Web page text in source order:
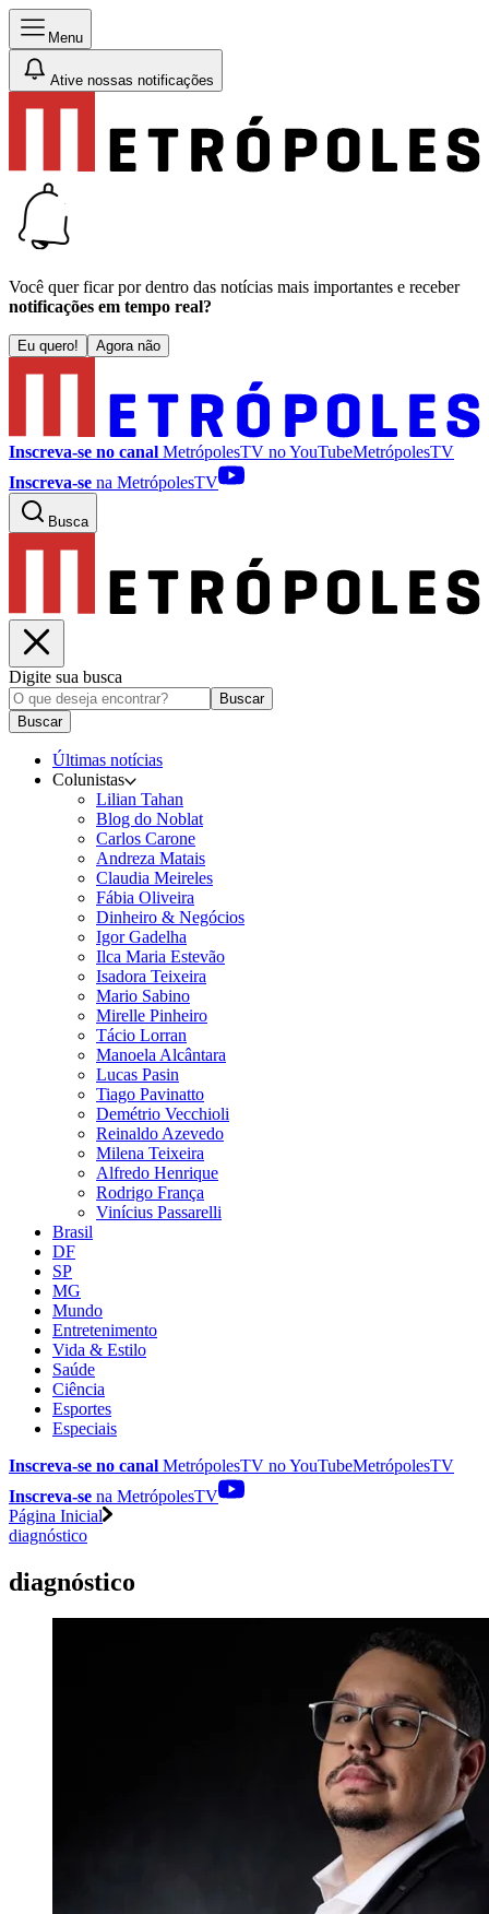
Menu
Ative nossas notificações
Você quer ficar por dentro das notícias mais importantes e receber
notificações em tempo real?
Eu quero! Agora não
Inscreva-se no canal MetrópolesTV noYouTubeMetrópolesTV
Inscreva-se na MetrópolesTV
Busca
Digite sua busca
Buscar
Buscar
Últimas notícias
Colunistas
Lilian Tahan
Blog do Noblat
Carlos Carone
Andreza Matais
Claudia Meireles
Fábia Oliveira
Dinheiro & Negócios
Igor Gadelha
Ilca Maria Estevão
Isadora Teixeira
Mario Sabino
Mirelle Pinheiro
Tácio Lorran
Manoela Alcântara
Lucas Pasin
Tiago Pavinatto
Demétrio Vecchioli
Reinaldo Azevedo
Milena Teixeira
Alfredo Henrique
Rodrigo França
Vinícius Passarelli
Brasil
DF
SP
MG
Mundo
Entretenimento
Vida & Estilo
Saúde
Ciência
Esportes
Especiais
Inscreva-se no canal MetrópolesTV noYouTubeMetrópolesTV
Inscreva-se na MetrópolesTV
Página Inicial
diagnóstico
diagnóstico